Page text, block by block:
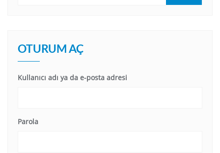
OTURUM AÇ
Kullanıcı adı ya da e-posta adresi
Parola